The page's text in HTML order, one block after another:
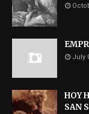
July
HOY
SAN